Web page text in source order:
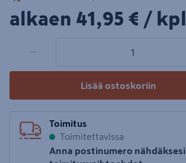
alkaen 41,95€/kpl
41,95 € / kpl
−
Lisää ostoskoriin
Toimitus
Toimitettavissa
Anna postinumero nähdäksesi